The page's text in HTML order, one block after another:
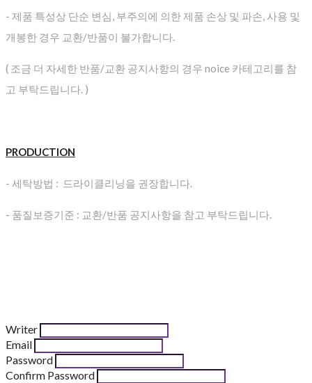
- 제품 특성상 단순 변심, 부주의에 의한 제품 손상 및 파손, 사용 및
개봉한 경우 교환/반품이 불가합니다.
( 조금 더 자세한 반품/교환 공지사항의 경우 noice 카테고리를 참
고 부탁드립니다. )
PRODUCTION
- 세탁방법 : 드라이클리닝을 권장합니다.
- 품질보증기준 : 교환/반품 공지사항을 참고 부탁드립니다.
Writer
Email
Password
Confirm Password